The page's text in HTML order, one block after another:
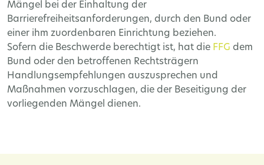
Mängel bei der Einhaltung der
Barrierefreiheitsanforderungen, durch den Bund oder
einer ihm zuordenbaren Einrichtung beziehen.
Sofern die Beschwerde berechtigt ist, hat die FFG dem
Bund oder den betroffenen Rechtsträgern
Handlungsempfehlungen auszusprechen und
Maßnahmen vorzuschlagen, die der Beseitigung der
vorliegenden Mängel dienen.